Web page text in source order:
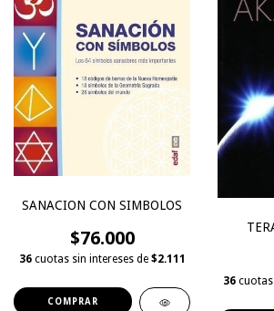
SANACION CON SIMBOLOS
$76.000
36 cuotas sin intereses de $2.111
36 cuotas